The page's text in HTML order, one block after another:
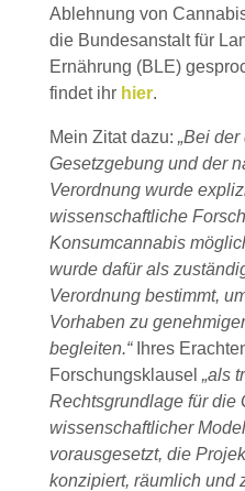
Ablehnung von
die Bundesanstalt für
Ernährung (BLE)
findet ihr hier.
Mein Zitat dazu: „Bei
Gesetzgebung und der
Verordnung wurde
wissenschaftliche
Konsumcannabis
wurde dafür als
Verordnung bestimmt,
Vorhaben zu
begleiten.“ Ihres
Forschungsklausel „als
Rechtsgrundlage für die
wissenschaftlicher
vorausgesetzt, die
konzipiert, räumlich und